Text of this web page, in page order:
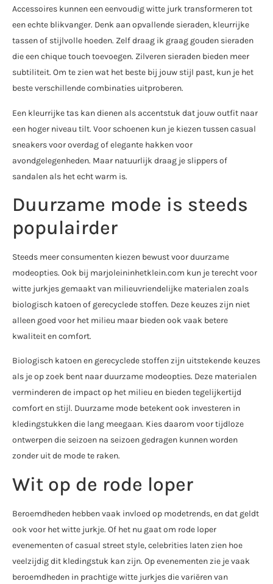
Accessoires kunnen een eenvoudig witte jurk transformeren tot
een echte blikvanger. Denk aan opvallende sieraden, kleurrijke
tassen of stijlvolle hoeden. Zelf draag ik graag gouden sieraden
die een chique touch toevoegen. Zilveren sieraden bieden meer
subtiliteit. Om te zien wat het beste bij jouw stijl past, kun je het
beste verschillende combinaties uitproberen.
Een kleurrijke tas kan dienen als accentstuk dat jouw outfit naar
een hoger niveau tilt. Voor schoenen kun je kiezen tussen casual
sneakers voor overdag of elegante hakken voor
avondgelegenheden. Maar natuurlijk draag je slippers of
sandalen als het echt warm is.
Duurzame mode is steeds
populairder
Steeds meer consumenten kiezen bewust voor duurzame
modeopties. Ook bij marjoleininhetklein.com kun je terecht voor
witte jurkjes gemaakt van milieuvriendelijke materialen zoals
biologisch katoen of gerecyclede stoffen. Deze keuzes zijn niet
alleen goed voor het milieu maar bieden ook vaak betere
kwaliteit en comfort.
Biologisch katoen en gerecyclede stoffen zijn uitstekende keuzes
als je op zoek bent naar duurzame modeopties. Deze materialen
verminderen de impact op het milieu en bieden tegelijkertijd
comfort en stijl. Duurzame mode betekent ook investeren in
kledingstukken die lang meegaan. Kies daarom voor tijdloze
ontwerpen die seizoen na seizoen gedragen kunnen worden
zonder uit de mode te raken.
Wit op de rode loper
Beroemdheden hebben vaak invloed op modetrends, en dat geldt
ook voor het witte jurkje. Of het nu gaat om rode loper
evenementen of casual street style, celebrities laten zien hoe
veelzijdig dit kledingstuk kan zijn. Op evenementen zie je vaak
beroemdheden in prachtige witte jurkjes die variëren van